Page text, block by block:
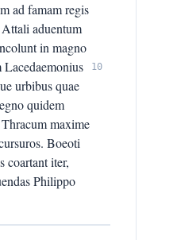
ad famam regis
aduentum
in magno
urbibus quae
quidem
maxime
Boeoti
coartant iter,
Philippo
10